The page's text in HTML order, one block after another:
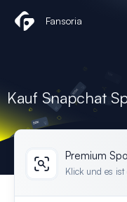
Inhalt
Fansoria
Kauf Snapchat
Premium
Klick und es ist